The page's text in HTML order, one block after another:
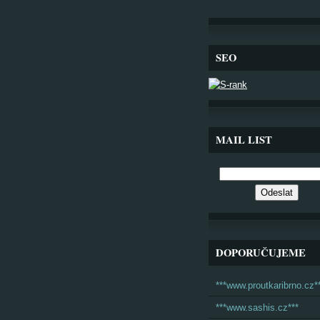
SEO
MAIL LIST
DOPORUČUJEME
***www.sashis.cz***